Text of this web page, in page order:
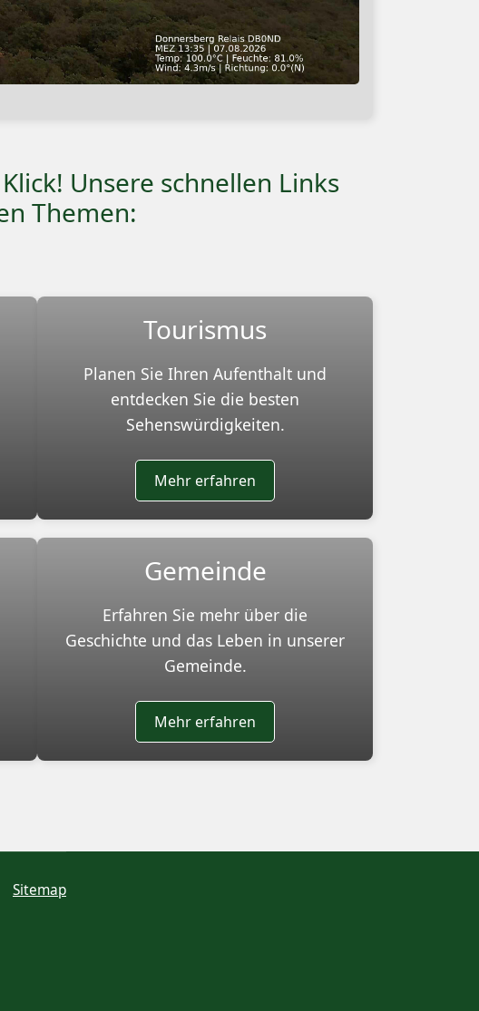
Unsere schnellen Links
Themen:
Tourismus
Planen Sie Ihren Aufenthalt und
entdecken Sie die besten
Sehenswürdigkeiten.
Mehr erfahren
Gemeinde
Erfahren Sie mehr über die
Geschichte und das Leben in unserer
Gemeinde.
Mehr erfahren
Sitemap